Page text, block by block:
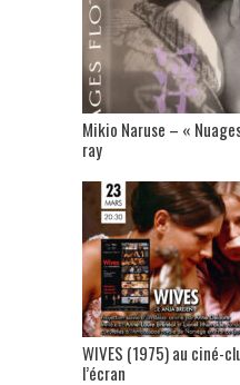
Mikio Naruse – «
ray
WIVES (1975) au ciné-
l’écran